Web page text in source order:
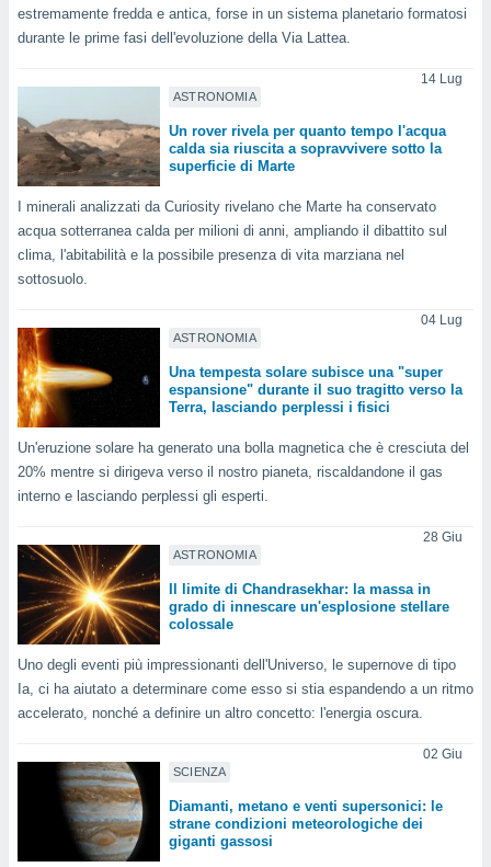
il
la
nella
cookie
il tuo
in
del
web.
web
estremamente fredda e antica, forse in un sistema planetario formatosi
durante le prime fasi dell'evoluzione della Via Lattea.
ASTRONOMIA
14 Lug
Un rover rivela per quanto tempo l'acqua
calda sia riuscita a sopravvivere sotto la
superficie di Marte
I minerali analizzati da Curiosity rivelano che Marte ha conservato
acqua sotterranea calda per milioni di anni, ampliando il dibattito sul
clima, l'abitabilità e la possibile presenza di vita marziana nel
sottosuolo.
ASTRONOMIA
04 Lug
Una tempesta solare subisce una "super
espansione" durante il suo tragitto verso la
Terra, lasciando perplessi i fisici
Un'eruzione solare ha generato una bolla magnetica che è cresciuta del
20% mentre si dirigeva verso il nostro pianeta, riscaldandone il gas
interno e lasciando perplessi gli esperti.
ASTRONOMIA
28 Giu
Il limite di Chandrasekhar: la massa in
grado di innescare un'esplosione stellare
colossale
Uno degli eventi più impressionanti dell'Universo, le supernove di tipo
Ia, ci ha aiutato a determinare come esso si stia espandendo a un ritmo
accelerato, nonché a definire un altro concetto: l'energia oscura.
SCIENZA
02 Giu
Diamanti, metano e venti supersonici: le
strane condizioni meteorologiche dei
giganti gassosi